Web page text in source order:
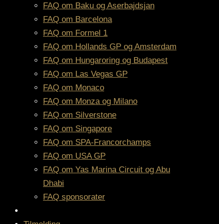
FAQ om Baku og Aserbajdsjan
FAQ om Barcelona
FAQ om Formel 1
FAQ om Hollands GP og Amsterdam
FAQ om Hungaroring og Budapest
FAQ om Las Vegas GP
FAQ om Monaco
FAQ om Monza og Milano
FAQ om Silverstone
FAQ om Singapore
FAQ om SPA-Francorchamps
FAQ om USA GP
FAQ om Yas Marina Circuit og Abu
Dhabi
FAQ sponsorater